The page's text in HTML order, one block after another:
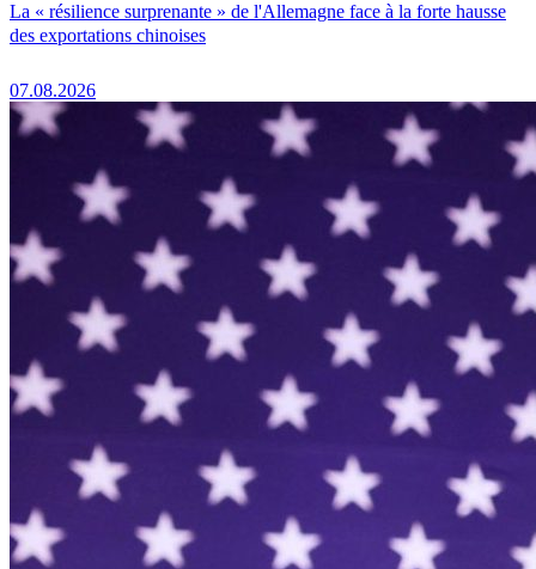
La « résilience surprenante » de l'Allemagne face à la forte hausse
des exportations chinoises
07.08.2026